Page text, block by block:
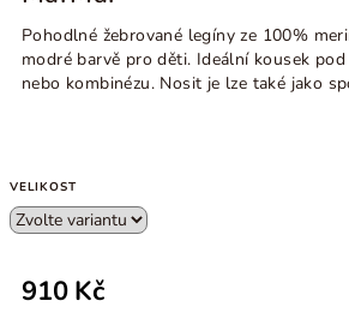
Pohodlné žebrované legíny ze 100%
modré barvě pro děti. Ideální kousek
nebo kombinézu. Nosit je lze také jako
VELIKOST
910 Kč